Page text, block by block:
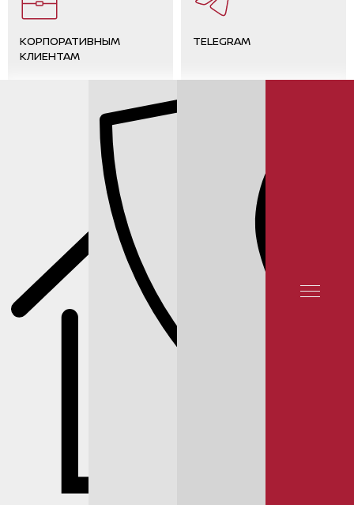
КОРПОРАТИВНЫМ
КЛИЕНТАМ
TELEGRAM
ОТЗЫВЫ КЛИЕНТОВ